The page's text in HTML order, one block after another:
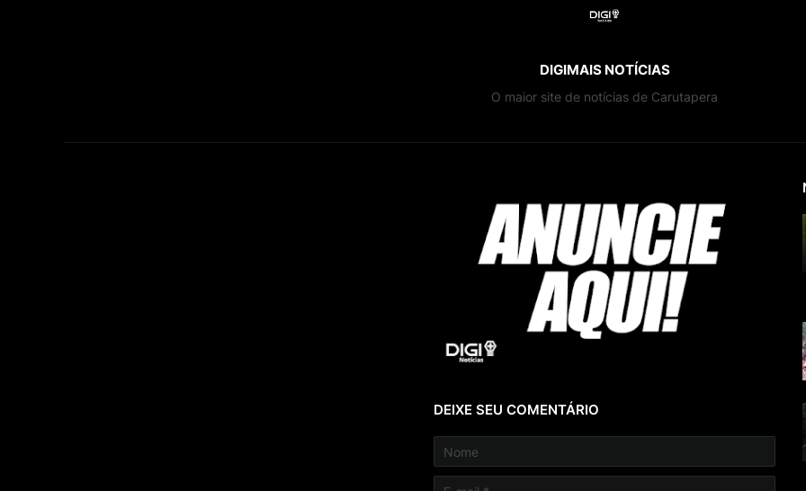
DIGIMAIS NOTÍCIAS
O maior site de notícias de Carutapera
DEIXE SEU COMENTÁRIO